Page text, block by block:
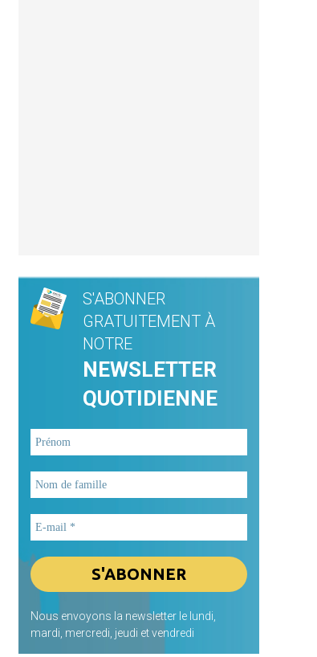
S'ABONNER
GRATUITEMENT À
NOTRE
NEWSLETTER
QUOTIDIENNE
Nous envoyons la newsletter le lundi,
mardi, mercredi, jeudi et vendredi